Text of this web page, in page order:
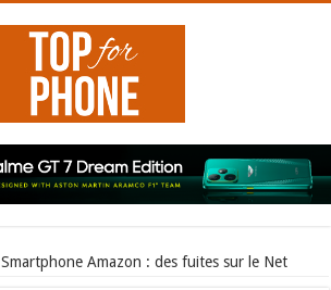
Smartphone Amazon : des fuites sur le Net